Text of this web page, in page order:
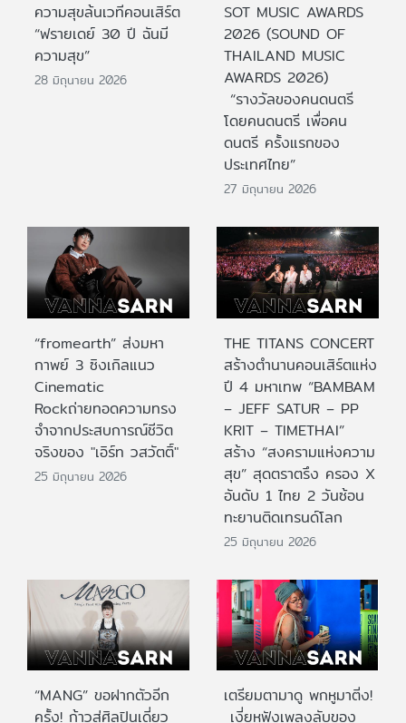
ความสุขล้นเวทีคอนเสิร์ต
“ฟรายเดย์ 30 ปี ฉันมี
ความสุข”
28 มิถุนายน 2026
SOT MUSIC AWARDS
2026 (SOUND OF
THAILAND MUSIC
AWARDS 2026)
“รางวัลของคนดนตรี
โดยคนดนตรี เพื่อคน
ดนตรี ครั้งแรกของ
ประเทศไทย”
27 มิถุนายน 2026
“fromearth” ส่งมหา
กาพย์ 3 ซิงเกิลแนว
Cinematic
Rockถ่ายทอดความทรง
จำจากประสบการณ์ชีวิต
จริงของ "เอิร์ท วสวัตติ์"
25 มิถุนายน 2026
THE TITANS CONCERT
สร้างตำนานคอนเสิร์ตแห่ง
ปี 4 มหาเทพ “BAMBAM
– JEFF SATUR – PP
KRIT – TIMETHAI”
สร้าง “สงครามแห่งความ
สุข” สุดตราตรึง ครอง X
อันดับ 1 ไทย 2 วันซ้อน
ทะยานติดเทรนด์โลก
25 มิถุนายน 2026
“MANG” ขอฝากตัวอีก
ครั้ง! ก้าวสู่ศิลปินเดี่ยว
เตรียมตามาดู พกหูมาติ่ง!
เงี่ยหูฟังเพลงลับของ